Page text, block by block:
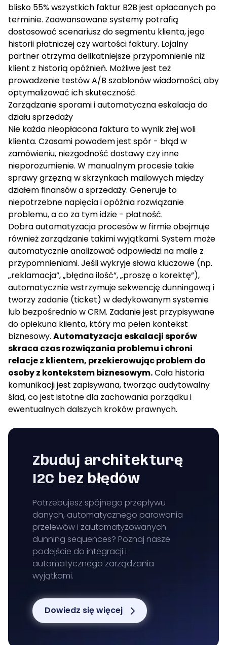
blisko 55% wszystkich faktur B2B jest opłacanych po
terminie. Zaawansowane systemy potrafią
dostosować scenariusz do segmentu klienta, jego
historii płatniczej czy wartości faktury. Lojalny
partner otrzyma delikatniejsze przypomnienie niż
klient z historią opóźnień. Możliwe jest też
prowadzenie testów A/B szablonów wiadomości, aby
optymalizować ich skuteczność.
Zarządzanie sporami i automatyczna eskalacja do
działu sprzedaży
Nie każda nieopłacona faktura to wynik złej woli
klienta. Czasami powodem jest spór - błąd w
zamówieniu, niezgodność dostawy czy inne
nieporozumienie. W manualnym procesie takie
sprawy grzęzną w skrzynkach mailowych między
działem finansów a sprzedaży. Generuje to
niepotrzebne napięcia i opóźnia rozwiązanie
problemu, a co za tym idzie - płatność.
Dobraautomatyzacja procesóww firmie obejmuje
również zarządzanie takimi wyjątkami. System może
automatycznie analizować odpowiedzi na maile z
przypomnieniami. Jeśli wykryje słowa kluczowe (np.
„reklamacja”, „błędna ilość”, „proszę o korektę”),
automatycznie wstrzymuje sekwencję dunningową i
tworzy zadanie (ticket) w dedykowanym systemie
lub bezpośrednio w CRM. Zadanie jest przypisywane
do opiekuna klienta, który ma pełen kontekst
biznesowy. Automatyzacja eskalacji sporów
skraca czas rozwiązania problemu i chroni
relacje z klientem, przekierowując problem do
osoby z kontekstem biznesowym.Cała historia
komunikacji jest zapisywana, tworząc audytowalny
ślad, co jest istotne dla zachowania porządku i
ewentualnych dalszych kroków prawnych.
Zbuduj architekturę
I2C bez błędów
Potrzebujesz spójnego przepływu
danych, automatycznego parowania
przelewów i zautomatyzowanych
dunning sequences? Poznaj nasze
podejście do integracji i
automatycznego zarządzania
wyjątkami.
Dowiedz się więcej